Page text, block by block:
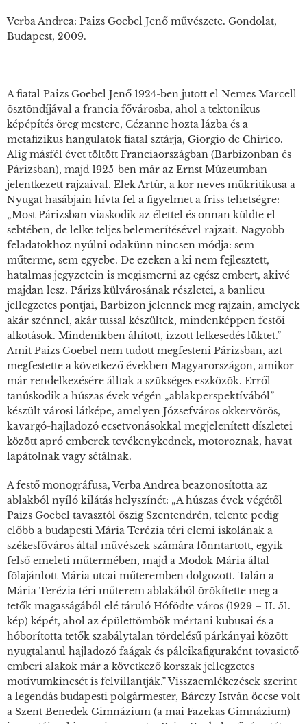
Verba Andrea: Paizs Goebel Jenő művészete. Gondolat,
Budapest, 2009.
A fiatal Paizs Goebel Jenő 1924-ben jutott el Nemes Marcell
ösztöndíjával a francia fővárosba, ahol a tektonikus
képépítés öreg mestere, Cézanne hozta lázba és a
metafizikus hangulatok fiatal sztárja, Giorgio de Chirico.
Alig másfél évet töltött Franciaországban (Barbizonban és
Párizsban), majd 1925-ben már az Ernst Múzeumban
jelentkezett rajzaival. Elek Artúr, a kor neves műkritikusa a
Nyugat hasábjain hívta fel a figyelmet a friss tehetségre:
„Most Párizsban viaskodik az élettel és onnan küldte el
sebtében, de lelke teljes belemerítésével rajzait. Nagyobb
feladatokhoz nyúlni odakünn nincsen módja: sem
műterme, sem egyebe. De ezeken a ki nem fejlesztett,
hatalmas jegyzetein is megismerni az egész embert, akivé
majdan lesz. Párizs külvárosának részletei, a banlieu
jellegzetes pontjai, Barbizon jelennek meg rajzain, amelyek
akár szénnel, akár tussal készültek, mindenképpen festői
alkotások. Mindenikben áhított, izzott lelkesedés lüktet.”
Amit Paizs Goebel nem tudott megfesteni Párizsban, azt
megfestette a következő években Magyarországon, amikor
már rendelkezésére álltak a szükséges eszközök. Erről
tanúskodik a húszas évek végén „ablakperspektívából”
készült városi látképe, amelyen Józsefváros okkervörös,
kavargó-hajladozó ecsetvonásokkal megjelenített díszletei
között apró emberek tevékenykednek, motoroznak, havat
lapátolnak vagy sétálnak.
A festő monográfusa, Verba Andrea beazonosította az
ablakból nyíló kilátás helyszínét: „A húszas évek végétől
Paizs Goebel tavasztól őszig Szentendrén, telente pedig
előbb a budapesti Mária Terézia téri elemi iskolának a
székesfőváros által művészek számára fönntartott, egyik
felső emeleti műtermében, majd a Modok Mária által
fölajánlott Mária utcai műteremben dolgozott. Talán a
Mária Terézia téri műterem ablakából örökítette meg a
tetők magasságából elé táruló Hófödte város (1929 – II. 51.
kép) képét, ahol az épülettömbök mértani kubusai és a
hóborította tetők szabálytalan tördelésű párkányai között
nyugtalanul hajladozó faágak és pálcikafiguraként tovasiető
emberi alakok már a következő korszak jellegzetes
motívumkincsét is felvillantják.” Visszaemlékezések szerint
a legendás budapesti polgármester, Bárczy István öccse volt
a Szent Benedek Gimnázium (a mai Fazekas Gimnázium)